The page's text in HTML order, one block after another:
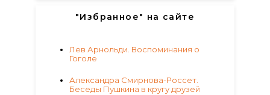
"Избранное" на сайте
Лев Арнольди. Воспоминания о
Гоголе
Александра Смирнова-Россет.
Беседы Пушкина в кругу друзей